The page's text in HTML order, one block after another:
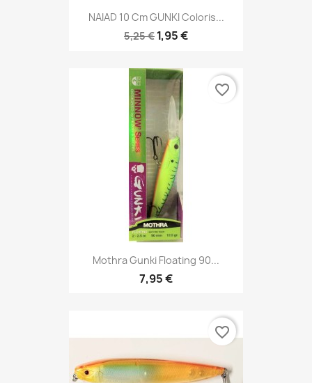
NAIAD 10 Cm GUNKI Coloris...
5,25 € 1,95 €
Mothra Gunki Floating 90...
7,95 €
favorite_border
favorite_border